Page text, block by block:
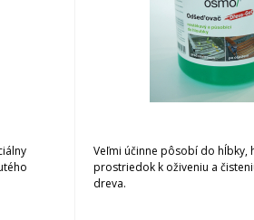
Veľmi účinne pôsobí do hĺbky,
prostriedok k oživeniu a
dreva.